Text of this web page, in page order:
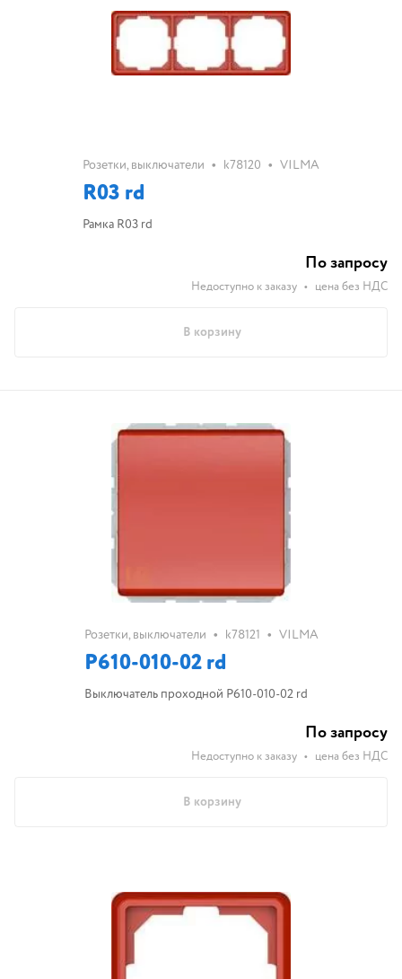
Розетки, выключатели • k78120 • VILMA
R03 rd
Рамка R03 rd
По запросу
Недоступно к заказу • цена без НДС
В корзину
Розетки, выключатели • k78121 • VILMA
P610-010-02 rd
Выключатель проходной P610-010-02 rd
По запросу
Недоступно к заказу • цена без НДС
В корзину